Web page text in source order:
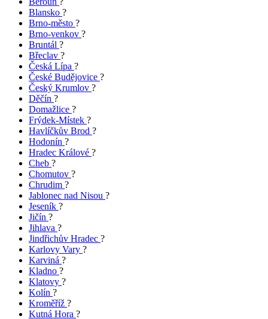
Blansko ?
Brno-město ?
Brno-venkov ?
Bruntál ?
Břeclav ?
Česká Lípa ?
České Budějovice ?
Český Krumlov ?
Děčín ?
Domažlice ?
Frýdek-Místek ?
Havlíčkův Brod ?
Hodonín ?
Hradec Králové ?
Cheb ?
Chomutov ?
Chrudim ?
Jablonec nad Nisou ?
Jeseník ?
Jičín ?
Jihlava ?
Jindřichův Hradec ?
Karlovy Vary ?
Karviná ?
Kladno ?
Klatovy ?
Kolín ?
Kroměříž ?
Kutná Hora ?